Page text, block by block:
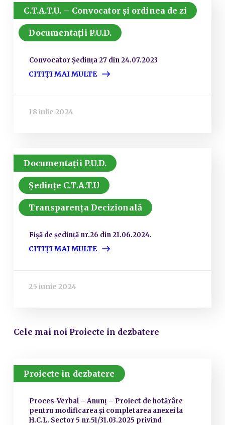
C.T.A.T.U. – Convocator și ordinea de zi
Documentații P.U.D.
Convocator Ședința 27 din 24.07.2023
CITIȚI MAI MULTE
18 iulie 2024
Documentații P.U.D.
Ședințe C.T.A.T.U
Transparența Decizională
Fișă de ședință nr.26 din 21.06.2024.
CITIȚI MAI MULTE
25 iunie 2024
Cele mai noi Proiecte in dezbatere
Proiecte in dezbatere
Proces-Verbal – Anunț – Proiect de hotărâre
pentru modificarea și completarea anexei la
H.C.L. Sector 5 nr.51/31.03.2025 privind